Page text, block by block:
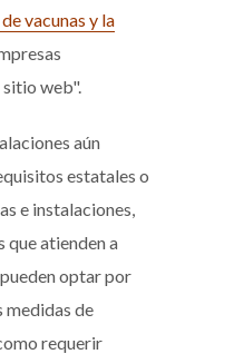
vacunas y la
sitio web".
aún
estatales o
e instalaciones,
que atienden a
optar por
medidas de
requerir